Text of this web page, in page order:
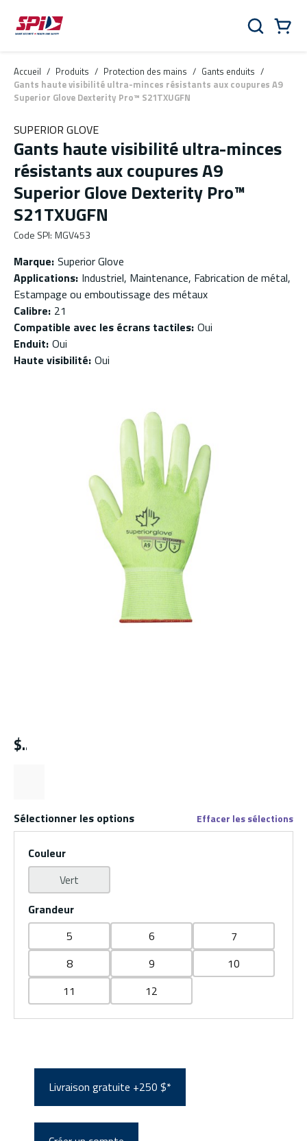
Aller au contenu principal
Skip to menu
Skip to footer
Rechercher
Accueil / Produits / Protection des mains / Gants enduits /
Gants haute visibilité ultra-minces résistants aux coupures A9
Superior Glove Dexterity Pro™ S21TXUGFN
SUPERIOR GLOVE
Gants haute visibilité ultra-minces
résistants aux coupures A9
Superior Glove Dexterity Pro™
S21TXUGFN
Code SPI: MGV453
Marque: Superior Glove
Applications: Industriel, Maintenance, Fabrication de métal,
Estampage ou emboutissage des métaux
Calibre: 21
Compatible avec les écrans tactiles: Oui
Enduit: Oui
Haute visibilité: Oui
$
Sélectionner les options Effacer les sélections
Couleur
Vert
Grandeur
5
6
7
8
9
10
11
12
Livraison gratuite +250 $*